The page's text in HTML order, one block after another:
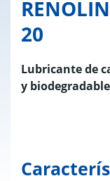
navegación
20
Lubricante de
y biodegradable